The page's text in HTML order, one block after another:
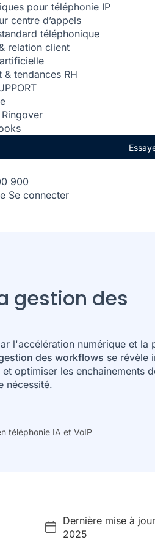
pour téléphonie IP
centre d’appels
téléphonique
relation client
& tendances RH
900
Se connecter
gestion des
l'accélération numérique et la
des workflows se révèle
optimiser les enchaînements
nécessité.
téléphonie IA et VoIP
Dernière mise à
2025